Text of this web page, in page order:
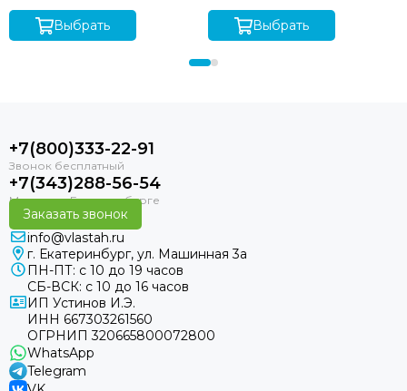
Выбрать Выбрать
+7(800)333-22-91
+7(343)288-56-54
Заказать звонок
info@vlastah.ru
г. Екатеринбург, ул. Машинная 3а
ПН-ПТ: с 10 до 19 часов
СБ-ВСК: с 10 до 16 часов
ИП Устинов И.Э.
ИНН 667303261560
ОГРНИП 320665800072800
WhatsApp
Telegram